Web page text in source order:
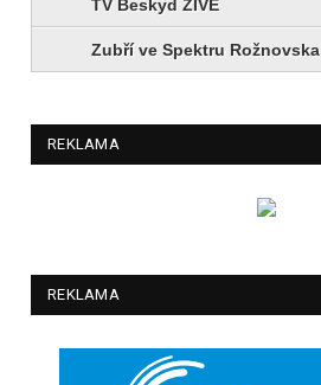
TV Beskyd ŽIVĚ
Zubří ve Spektru Rožnovska
REKLAMA
REKLAMA